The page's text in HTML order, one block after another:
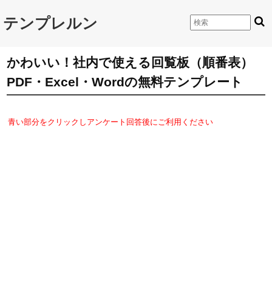
テンプレルン
かわいい！社内で使える回覧板（順番表）
PDF・Excel・Wordの無料テンプレート
青い部分をクリックしアンケート回答後にご利用ください